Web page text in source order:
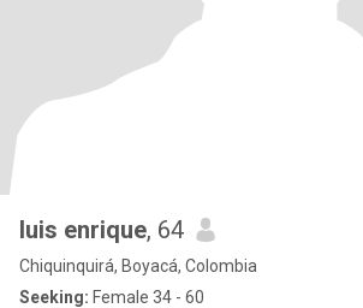
luis enrique, 64
Chiquinquirá, Boyacá, Colombia
Seeking: Female 34 - 60